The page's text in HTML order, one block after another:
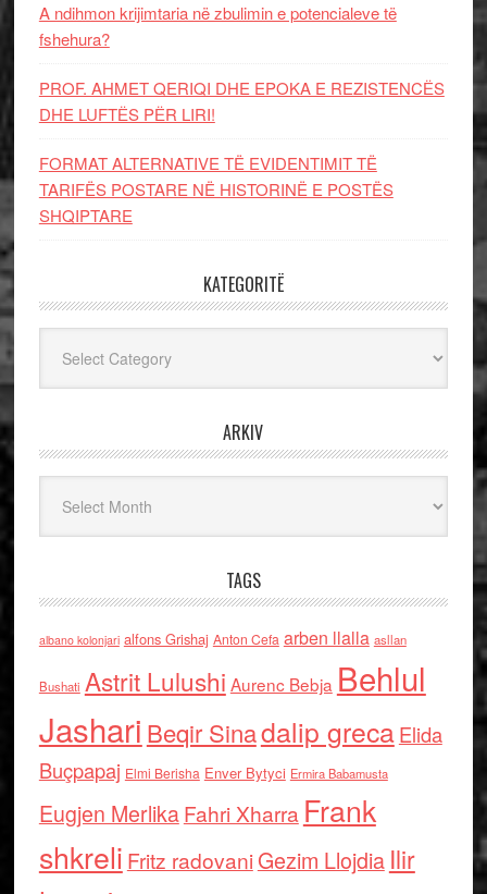
A ndihmon krijimtaria në zbulimin e potencialeve të
fshehura?
PROF. AHMET QERIQI DHE EPOKA E REZISTENCЁS
DHE LUFTЁS PЁR LIRI!
FORMAT ALTERNATIVE TË EVIDENTIMIT TË
TARIFËS POSTARE NË HISTORINË E POSTËS
SHQIPTARE
KATEGORITË
ARKIV
TAGS
albano kolonjari alfons Grishaj Anton Cefa arben llalla asllan
Bushati Astrit Lulushi Aurenc Bebja Behlul
Jashari Beqir Sinadalip grecaElida
Buçpapaj Elmi Berisha Enver Bytyci Ermira Babamusta
Eugjen MerlikaFahri Xharra Frank
shkreli Fritz radovaniGezim Llojdia Ilir